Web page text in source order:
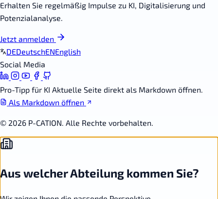
Erhalten Sie regelmäßig Impulse zu KI, Digitalisierung und
Potenzialanalyse.
Jetzt anmelden
DEDeutschENEnglish
Social Media
Pro-Tipp für KI Aktuelle Seite direkt als Markdown öffnen.
Als Markdown öffnen
© 2026 P-CATION. Alle Rechte vorbehalten.
Aus welcher Abteilung kommen Sie?